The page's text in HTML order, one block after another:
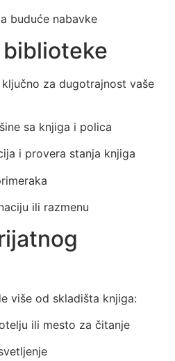
buduće nabavke
za dugotrajnost vaše
sa knjiga i polica
i provera stanja knjiga
ili razmenu
više od skladišta knjiga:
ili mesto za čitanje